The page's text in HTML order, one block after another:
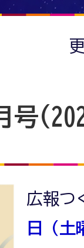
号
広報つ
日（土